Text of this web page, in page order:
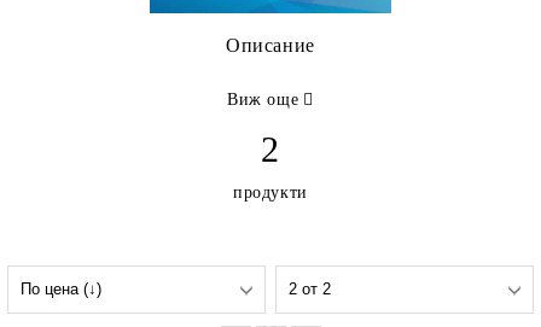
Описание
Виж още
2
продукти